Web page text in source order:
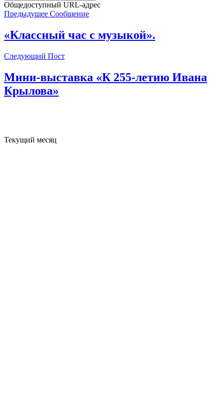
Общедоступный URL-адрес
Предыдущее Сообщение
«Классный час с музыкой».
Следующий Пост
Мини-выставка «К 255-летию Ивана
Крылова»
Текущий месяц